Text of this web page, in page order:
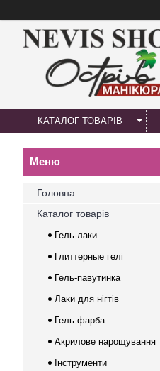
КАТАЛОГ ТОВАРІВ
Головна
Каталог товарів
Гель-лаки
Глиттерные гелі
Гель-павутинка
Лаки для нігтів
Гель фарба
Акрилове нарощування
Інструменти